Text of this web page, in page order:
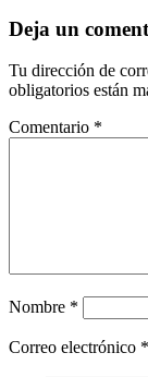
Deja un
Tu dirección de
obligatorios están
Comentario *
Nombre *
Correo electrónico *